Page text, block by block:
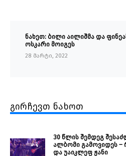
ნახეთ: ბილი აილიშმა და
ოსკარი მოიგეს
28 მარტი, 2022
გირჩევთ ნახოთ
30 წლის შემდეგ
ალბომი გამოვიდეს
და უაიკლეფ ჟანი